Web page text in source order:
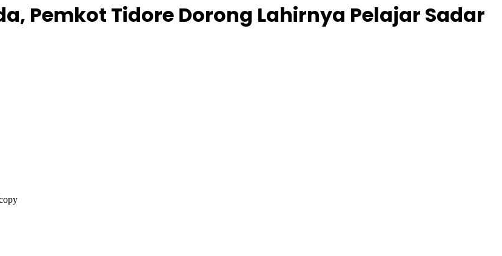
Pemkot Tidore Dorong Lahirnya Pelajar Sadar